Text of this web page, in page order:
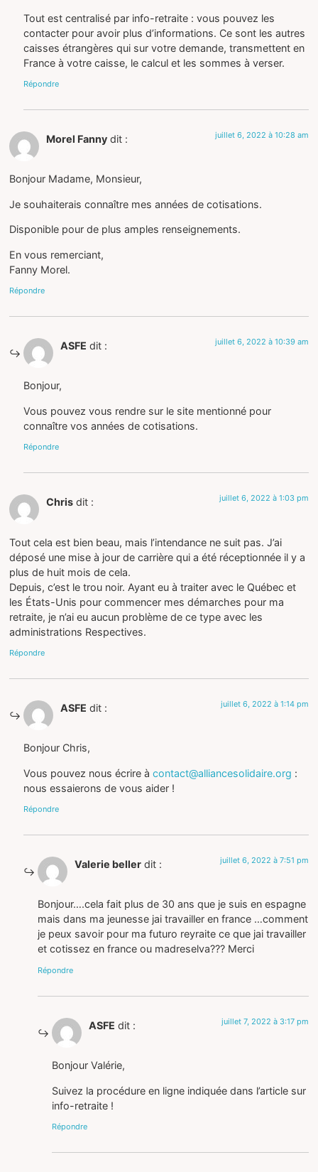
Tout est centralisé par info-retraite : vous pouvez les
contacter pour avoir plus d’informations. Ce sont les autres
caisses étrangères qui sur votre demande, transmettent en
France à votre caisse, le calcul et les sommes à verser.
Répondre
Morel Fanny dit : juillet 6, 2022 à 10:28 am
Bonjour Madame, Monsieur,
Je souhaiterais connaître mes années de cotisations.
Disponible pour de plus amples renseignements.
En vous remerciant,
Fanny Morel.
Répondre
ASFE dit : juillet 6, 2022 à 10:39 am
Bonjour,
Vous pouvez vous rendre sur le site mentionné pour
connaître vos années de cotisations.
Répondre
Chris dit : juillet 6, 2022 à 1:03 pm
Tout cela est bien beau, mais l’intendance ne suit pas. J’ai
déposé une mise à jour de carrière qui a été réceptionnée il y a
plus de huit mois de cela.
Depuis, c’est le trou noir. Ayant eu à traiter avec le Québec et
les États-Unis pour commencer mes démarches pour ma
retraite, je n’ai eu aucun problème de ce type avec les
administrations Respectives.
Répondre
ASFE dit : juillet 6, 2022 à 1:14 pm
Bonjour Chris,
Vous pouvez nous écrire àcontact@alliancesolidaire.org :
nous essaierons de vous aider !
Répondre
Valerie beller dit : juillet 6, 2022 à 7:51 pm
Bonjour….cela fait plus de 30 ans que je suis en espagne
mais dans ma jeunesse jai travailler en france …comment
je peux savoir pour ma futuro reyraite ce que jai travailler
et cotissez en france ou madreselva??? Merci
Répondre
ASFE dit : juillet 7, 2022 à 3:17 pm
Bonjour Valérie,
Suivez la procédure en ligne indiquée dans l’article sur
info-retraite !
Répondre